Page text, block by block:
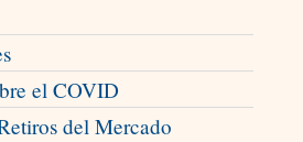
el COVID
del Mercado